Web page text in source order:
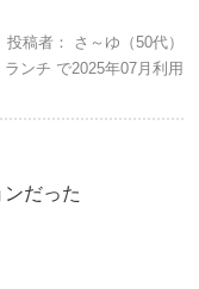
投稿者 さ～ゆ （50代）
ランチ 2025年07月
だった